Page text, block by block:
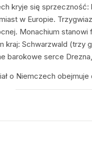
kryje się sprzeczność:
w Europie.
Monachium
kraj: Schwarzwald (trzy
barokowe serce
o Niemczech